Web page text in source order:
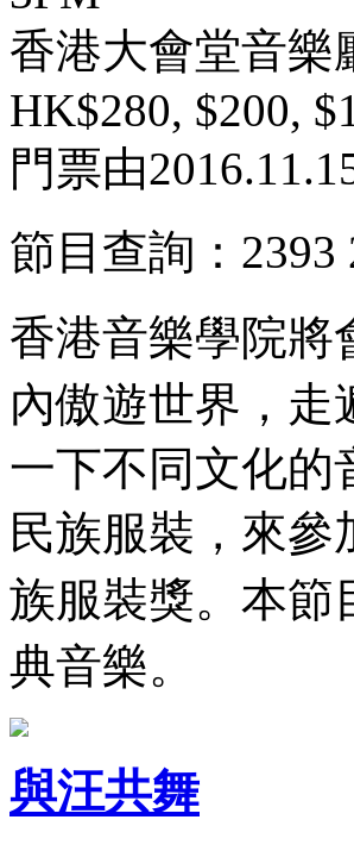
香港大會堂音樂
HK$280, $200,
門票由
節目查詢：2393
香港音樂學院
內傲遊世界，
一下不同文化的
民族服裝，來
族服裝獎。 本節
典音樂。
與汪共舞